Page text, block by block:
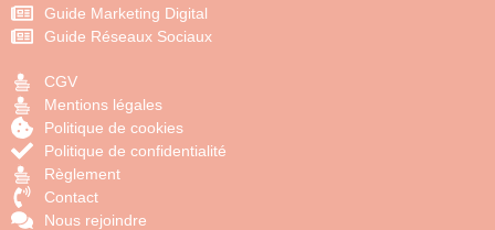
Guide Marketing Digital
Guide Réseaux Sociaux
CGV
Mentions légales
Politique de cookies
Politique de confidentialité
Règlement
Contact
Nous rejoindre